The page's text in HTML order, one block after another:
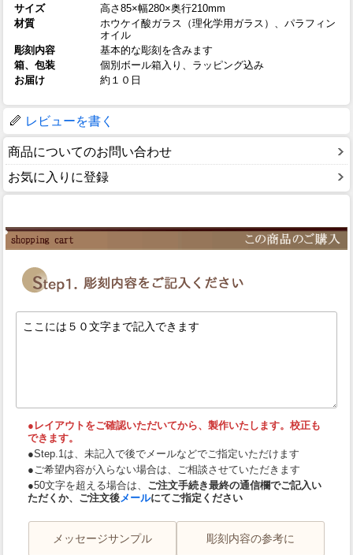
サイズ
高さ85×幅280×奥行210mm
材質
ホウケイ酸ガラス（理化学用ガラス）、パラフィン
オイル
彫刻内容
基本的な彫刻を含みます
箱、包装
個別ボール箱入り、ラッピング込み
お届け
約１０日
レビューを書く
商品についてのお問い合わせ
お気に入りに登録
●レイアウトをご確認いただいてから、製作いたします。校正も
できます。
●Step.1は、未記入で後でメールなどでご指定いただけます
●ご希望内容が入らない場合は、ご相談させていただきます
●50文字を超える場合は、 ご注文手続き最終の通信欄でご記入い
ただくか、ご注文後 メールにてご指定ください
メッセージサンプル 彫刻内容の参考に